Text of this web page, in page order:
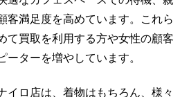
客満足度を高めています。これら
て買取を利用する方や女性の顧客
ーターを増やしています。
イロ店は、着物はもちろん、様々